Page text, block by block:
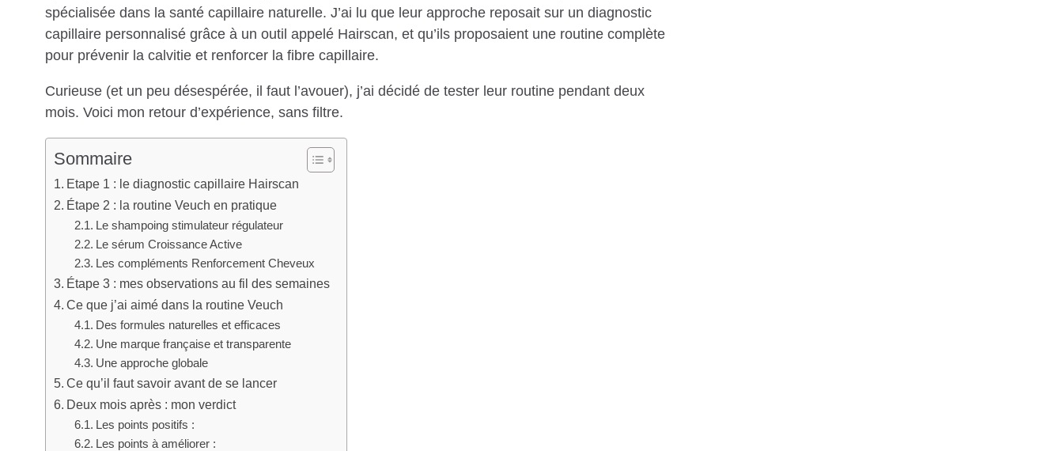
spécialisée dans la santé capillaire naturelle. J’ai lu que leur approche reposait sur un diagnostic
capillaire personnalisé grâce à un outil appelé Hairscan, et qu’ils proposaient une routine complète
pour prévenir la calvitie et renforcer la fibre capillaire.
Curieuse (et un peu désespérée, il faut l’avouer), j’ai décidé de tester leur routine pendant deux
mois. Voici mon retour d’expérience, sans filtre.
Sommaire
Etape 1 : le diagnostic capillaire Hairscan
Étape 2 : la routine Veuch en pratique
Le shampoing stimulateur régulateur
Le sérum Croissance Active
Les compléments Renforcement Cheveux
Étape 3 : mes observations au fil des semaines
Ce que j’ai aimé dans la routine Veuch
Des formules naturelles et efficaces
Une marque française et transparente
Une approche globale
Ce qu’il faut savoir avant de se lancer
Deux mois après : mon verdict
Les points positifs :
Les points à améliorer :